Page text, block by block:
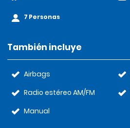
7 Personas
También incluye
Airbags
Radio estéreo AM/FM
Manual